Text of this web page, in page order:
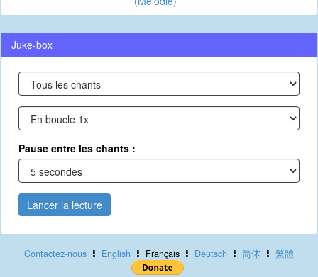
Juke-box
Pause entre les chants :
Lancer la lecture
Contactez-nous English Français Deutsch 简体 繁體